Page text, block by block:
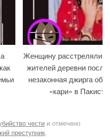
Женщину расстреляли
жителей деревни после
незаконная джирга
«кари» в
чести и отмечено
преступник.